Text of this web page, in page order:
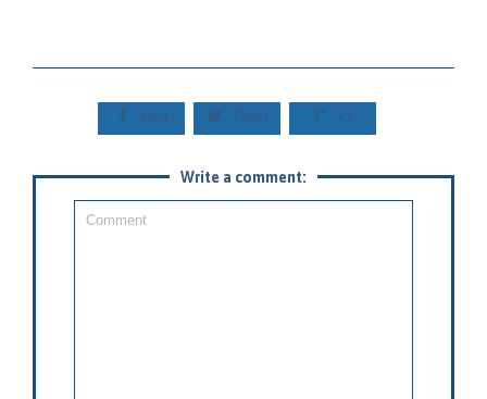
 Like  Tweet  +1
Write a comment: